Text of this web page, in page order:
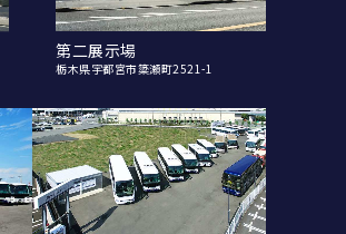
第二展示場
栃木県宇都宮市簗瀬町2521-1